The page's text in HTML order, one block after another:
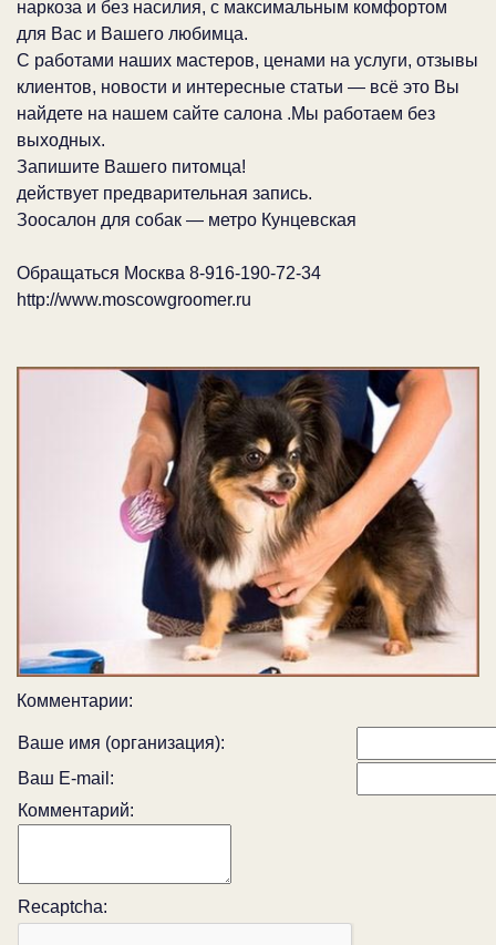
наркоза и без насилия, с максимальным комфортом
для Вас и Вашего любимца.
С работами наших мастеров, ценами на услуги, отзывы
клиентов, новости и интересные статьи — всё это Вы
найдете на нашем сайте салона .Мы работаем без
выходных.
Запишите Вашего питомца!
действует предварительная запись.
Зоосалон для собак — метро Кунцевская
Обращаться Москва 8-916-190-72-34
http://www.moscowgroomer.ru
Комментарии:
Ваше имя (организация):
Ваш E-mail:
Комментарий:
Recaptcha: